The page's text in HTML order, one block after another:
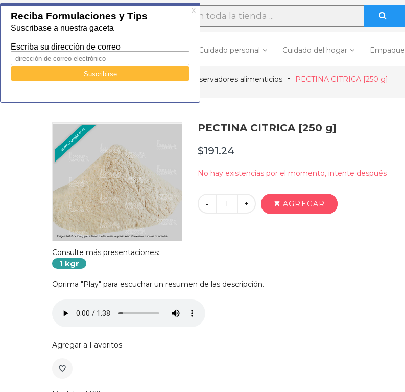
Droguería
Cosmopolita
Inicio Alimenticio Cuidado personal Cuidado del hogar Empaque
Catálogo Alimenticio Aditivos y conservadores alimenticios PECTINA CITRICA [250 g]
PECTINA CITRICA [250 g]
$191.24
No hay existencias por el momento, intente después
+
- shopping_cart AGREGAR
Consulte más presentaciones:
1 kgr
Oprima "Play" para escuchar un resumen de las descripción.
Agregar a Favoritos
favorite_border